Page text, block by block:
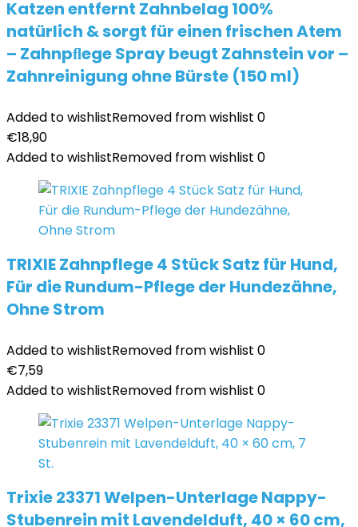
Katzen entfernt Zahnbelag 100%
natürlich & sorgt für einen frischen Atem
– Zahnpﬂege Spray beugt Zahnstein vor –
Zahnreinigung ohne Bürste (150 ml)
Added to wishlistRemoved from wishlist 0
€18,90
Added to wishlistRemoved from wishlist 0
TRIXIE Zahnpflege 4 Stück Satz für Hund,
Für die Rundum-Pflege der Hundezähne,
Ohne Strom
Added to wishlistRemoved from wishlist 0
€7,59
Added to wishlistRemoved from wishlist 0
Trixie 23371 Welpen-Unterlage Nappy-
Stubenrein mit Lavendelduft, 40 × 60 cm,